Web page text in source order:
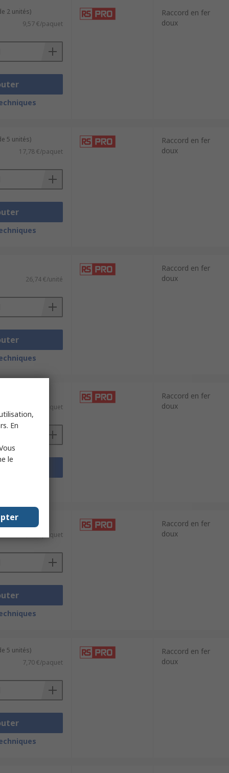
2 unités)
9,57 €/paquet
Raccord en fer
doux
5 unités)
17,78 €/paquet
Raccord en fer
doux
26,74 €/unité
Raccord en fer
doux
10,36 €/paquet
Raccord en fer
doux
2 unités)
13,60 €/paquet
Raccord en fer
doux
5 unités)
7,70 €/paquet
Raccord en fer
doux
En
le